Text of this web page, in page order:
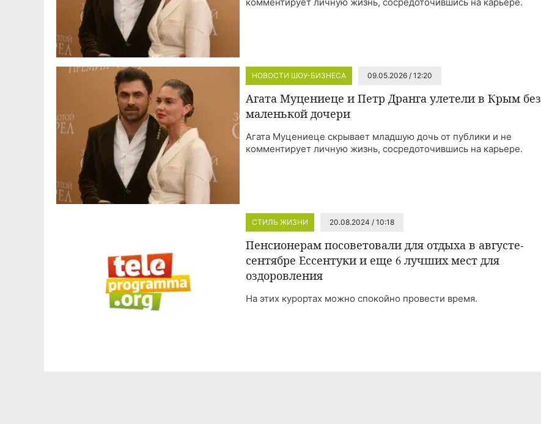
НОВОСТИ ШОУ-БИЗНЕСА 09.05.2026 / 12:20
Агата Муцениеце и Петр Дранга улетели в Крым без
маленькой дочери
Агата Муцениеце скрывает младшую дочь от публики и не
комментирует личную жизнь, сосредоточившись на карьере.
СТИЛЬ ЖИЗНИ 20.08.2024 / 10:18
Пенсионерам посоветовали для отдыха в августе-
сентябре Ессентуки и еще 6 лучших мест для
оздоровления
На этих курортах можно спокойно провести время.